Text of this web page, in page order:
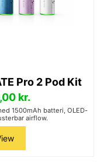
Pro 2 Pod Kit
kr.
1500mAh batteri, OLED-
airflow.